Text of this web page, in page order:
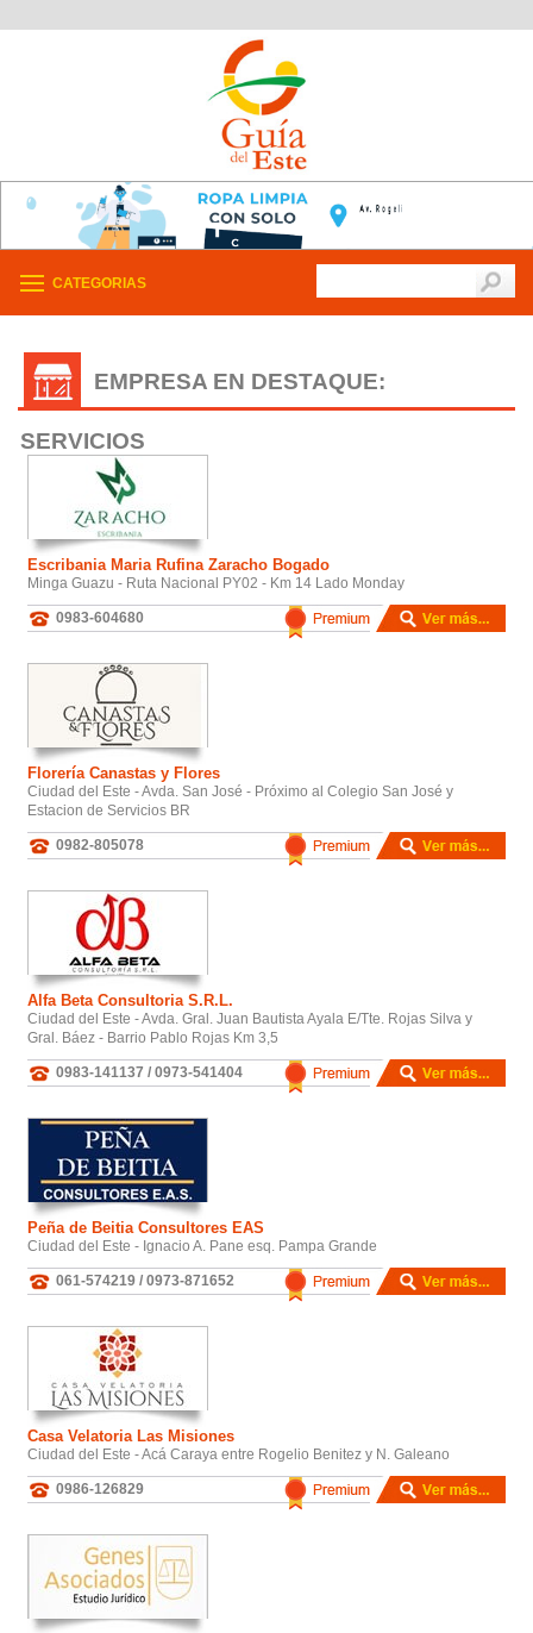
CATEGORIAS
EMPRESA EN DESTAQUE:
SERVICIOS
Escribania Maria Rufina Zaracho Bogado
Minga Guazu - Ruta Nacional PY02 - Km 14 Lado Monday
0983-604680
Florería Canastas y Flores
Ciudad del Este - Avda. San José - Próximo al Colegio San José y
Estacion de Servicios BR
0982-805078
Alfa Beta Consultoria S.R.L.
Ciudad del Este - Avda. Gral. Juan Bautista Ayala E/Tte. Rojas Silva y
Gral. Báez - Barrio Pablo Rojas Km 3,5
0983-141137 / 0973-541404
Peña de Beitia Consultores EAS
Ciudad del Este - Ignacio A. Pane esq. Pampa Grande
061-574219 / 0973-871652
Casa Velatoria Las Misiones
Ciudad del Este - Acá Caraya entre Rogelio Benitez y N. Galeano
0986-126829